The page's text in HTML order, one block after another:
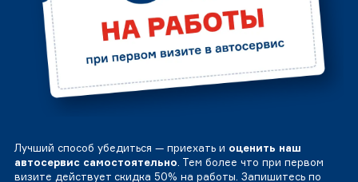
Лучший способ убедиться — приехать и оценить наш
автосервис самостоятельно. Тем более что при первом
визите действует скидка 50% на работы. Запишитесь по